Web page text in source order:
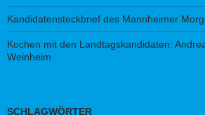
Kandidatensteckbrief des Mannheimer
Kochen mit den Landtagskandidaten:
Weinheim
SCHLAGWÖRTER